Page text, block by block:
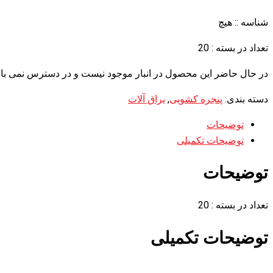
شناسه :: هیچ
تعداد در بسته : 20
در حال حاضر این محصول در انبار موجود نیست و در دسترس نمی
دسته بندی: پنجره کشویی, یراق آلات
توضیحات
توضیحات تکمیلی
توضیحات
تعداد در بسته : 20
توضیحات تکمیلی